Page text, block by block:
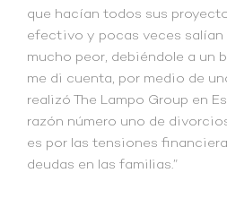
que hacían todos sus
efectivo y pocas veces salían
mucho peor, debiéndole a un
me di cuenta, por medio de
realizó The Lampo Group en
razón número uno de
es por las tensiones
deudas en las familias.”